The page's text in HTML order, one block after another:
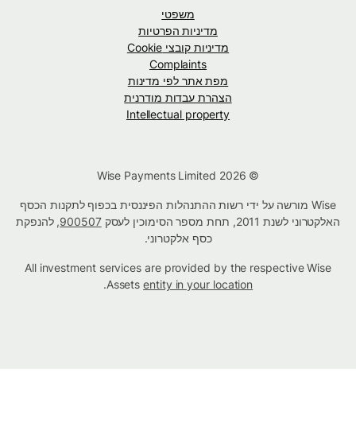
משפטי
מדיניות הפרטיות
מדיניות קובצי Cookie
Complaints
מפת אתר לפי מדינות
הצהרת עבדות מודרנית
Intellectual property
Wise מורשה על ידי רשות ההתנהלות הפיננסית בכפוף לתקנות הכסף
האלקטרוני לשנת 2011, תחת מספר הסימוכין לעסק
900507, להנפקת
כסף אלקטרוני.
All investment services are provided by the respective Wise
Assetsentity in your location
.